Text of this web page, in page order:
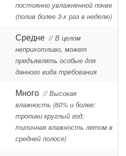
постоянно увлажненной почве
(полив более 3-х раз в неделю)
Средне // В целом
неприхотливо, может
предъявлять особые для
данного вида требования
Много // Высокая
влажность (60% и более:
тропики круглый год;
типичная влажность летом в
средней полосе)